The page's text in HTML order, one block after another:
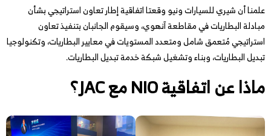
علمنا أن شيري للسيارات ونيو وقعتا اتفاقية إطار تعاون استراتيجي بشأن
مبادلة البطاريات في مقاطعة آنهوي، وسيقوم الجانبان بتنفيذ تعاون
استراتيجي مُتعمق شامل ومتعدد المستويات في معايير البطاريات، وتكنولوجيا
تبديل البطاريات، وبناء وتشغيل شبكة خدمة تبديل البطاريات.
ماذا عن اتفاقية NIO مع JAC؟